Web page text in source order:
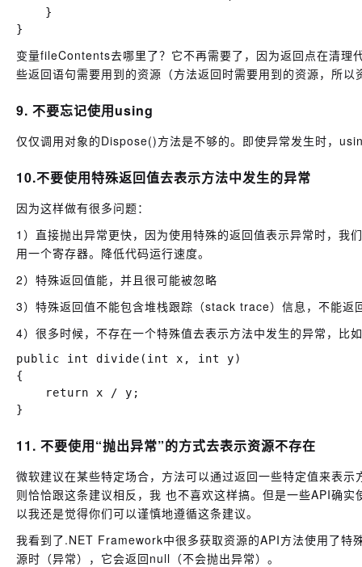
    }
变量fileContents去哪里了？它不再需要了，因为返回点在清理
些返回语句需要用到的资源（方法返回时需要用到的资源，所
9. 不要忘记使用using
仅仅调用对象的Dispose()方法是不够的。即使异常发生时，
10.不要使用特殊返回值去表示方法中发生的异常
因为这样做有很多问题：
1）直接抛出异常更快，因为使用特殊的返回值表示异常时，我
用一个寄存器。降低代码运行速度。
2）特殊返回值能，并且很可能被忽略
3）特殊返回值不能包含堆栈跟踪（stack trace）信息，不能返
4）很多时候，不存在一个特殊值去表示方法中发生的异常，比
public int divide(int x, int y)
{
    return x / y;
11. 不要使用“抛出异常”的方式去表示资源不存在
微软建议在某些特定场合，方法可以通过返回一些特定值来表
则恰恰跟这条建议相反，我 也不喜欢这样搞。但是一些API确
以我还是觉得你们可以谨慎地遵循这条建议。
我看到了.NET Framework中很多获取资源的API方法使用了
源时（异常），它会返回null（不会抛出异常）。